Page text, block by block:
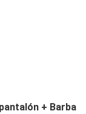
+ Barba